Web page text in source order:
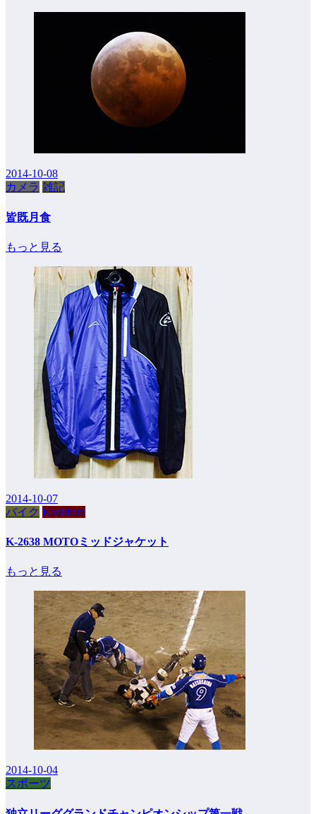
2014-10-08
カメラ 雑記
皆既月食
もっと見る
2014-10-07
バイク Kushitani
K-2638 MOTOミッドジャケット
もっと見る
2014-10-04
スポーツ